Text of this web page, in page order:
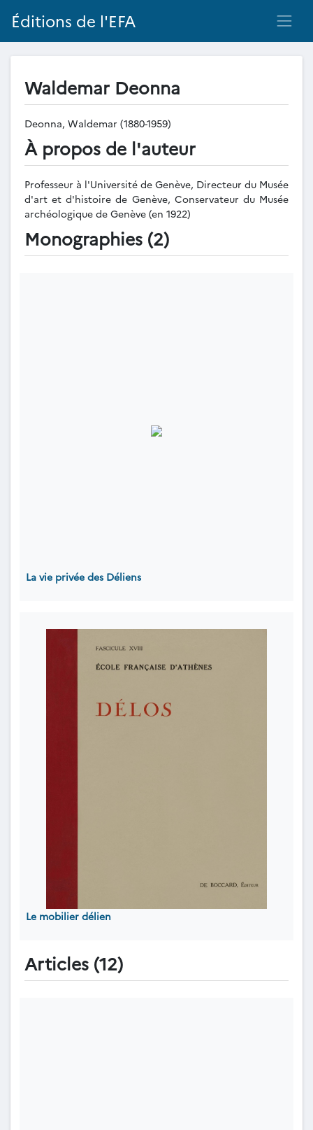
Éditions de l'EFA
Waldemar Deonna
Deonna, Waldemar (1880-1959)
À propos de l'auteur
Professeur à l'Université de Genève, Directeur du Musée
d'art et d'histoire de Genève, Conservateur du Musée
archéologique de Genève (en 1922)
Monographies (2)
La vie privée des Déliens
Le mobilier délien
Articles (12)